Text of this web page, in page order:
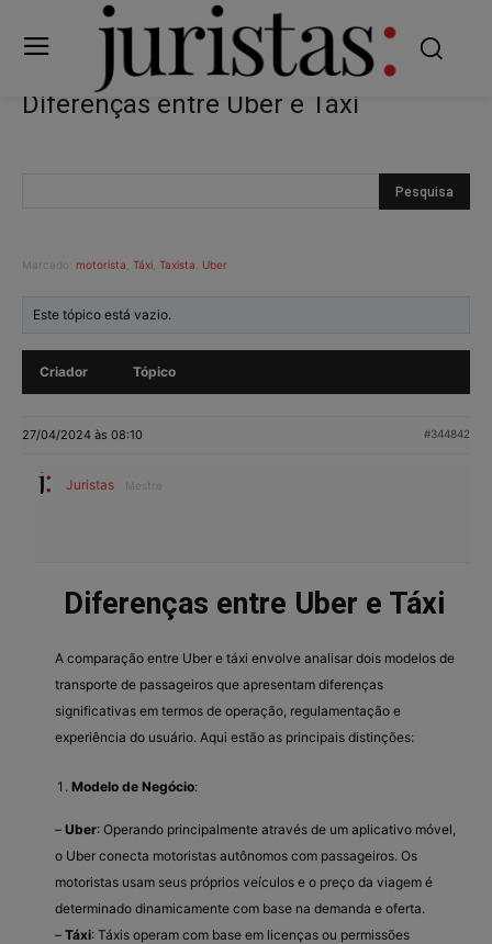
Diferenças entre Uber e Táxi
Marcado: motorista Táxi Taxista Uber
Este tópico está vazio.
Criador Tópico
27/04/2024 às 08:10 #344842
Juristas Mestre
Diferenças entre Uber e Táxi
A comparação entre Uber e táxi envolve analisar dois modelos de
transporte de passageiros que apresentam diferenças
significativas em termos de operação, regulamentação e
experiência do usuário. Aqui estão as principais distinções:
Modelo de Negócio:
– Uber: Operando principalmente através de um aplicativo móvel,
o Uber conecta motoristas autônomos com passageiros. Os
motoristas usam seus próprios veículos e o preço da viagem é
determinado dinamicamente com base na demanda e oferta.
– Táxi: Táxis operam com base em licenças ou permissões